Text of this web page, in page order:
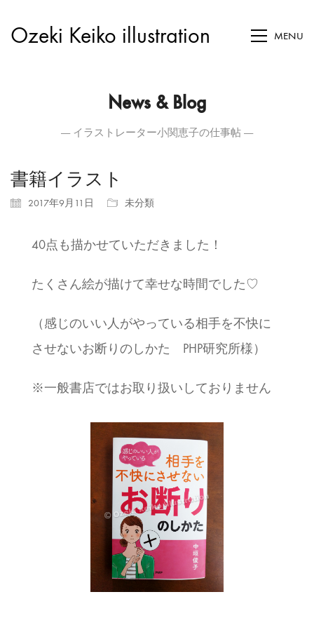
Ozeki Keiko illustration MENU
News & Blog
― イラストレーター小関恵子の仕事帖 ―
書籍イラスト
2017年9月11日 未分類
40点も描かせていただきました！
たくさん絵が描けて幸せな時間でした♡
（感じのいい人がやっている相手を不快に
させないお断りのしかた PHP研究所様）
※一般書店ではお取り扱いしておりません